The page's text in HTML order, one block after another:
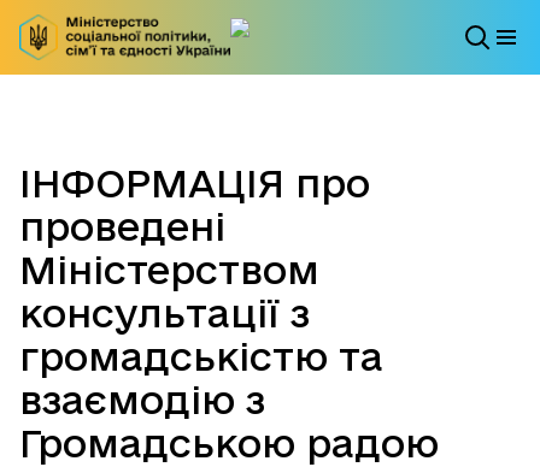
ІНФОРМАЦІЯ про
проведені
Міністерством
консультації з
громадськістю та
взаємодію з
Громадською радою